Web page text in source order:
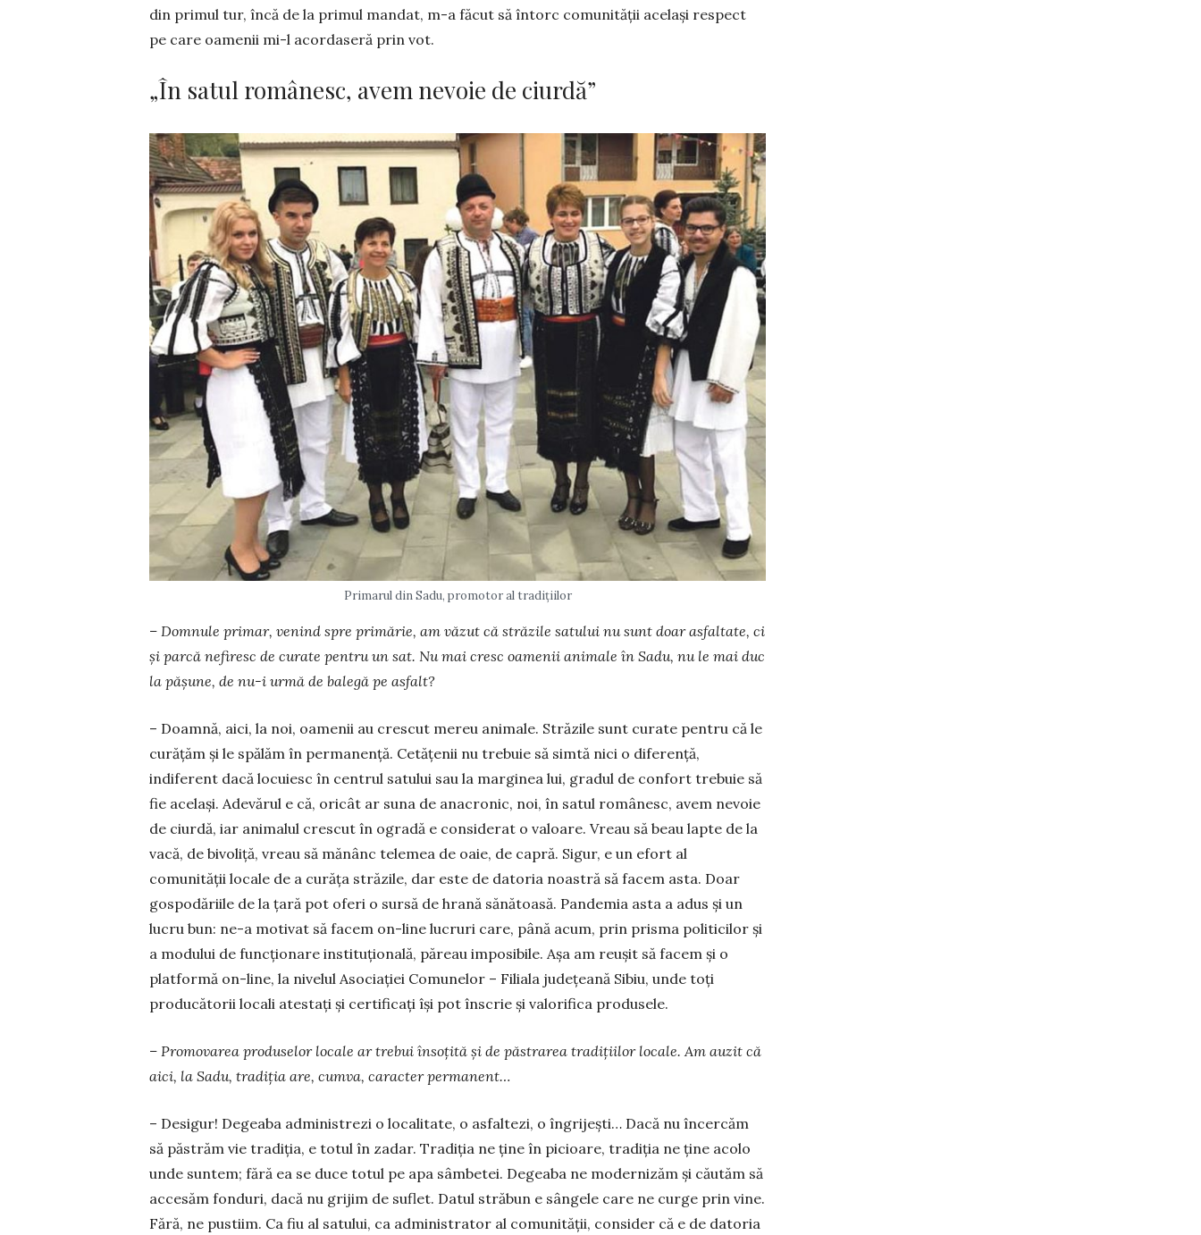
din primul tur, încă de la primul mandat, m-a făcut să întorc co­mu­nității același respect
pe care oamenii mi-l acor­daseră prin vot.
„În satul românesc, avem nevoie de ciurdă”
Primarul din Sadu, promotor al tradițiilor
– Domnule primar, venind spre primărie, am văzut că străzile satului nu sunt doar asfaltate, ci
și parcă nefiresc de curate pentru un sat. Nu mai cresc oamenii animale în Sadu, nu le mai duc
la pășune, de nu-i urmă de balegă pe asfalt?
– Doamnă, aici, la noi, oamenii au crescut mereu animale. Străzile sunt curate pentru că le
cu­rățăm și le spălăm în permanență. Cetățenii nu tre­buie să simtă nici o diferență,
indiferent dacă lo­cuiesc în centrul satului sau la marginea lui, gradul de confort trebuie să
fie același. Adevărul e că, oricât ar suna de anacronic, noi, în satul românesc, avem nevoie
de ciurdă, iar animalul crescut în ogradă e considerat o valoare. Vreau să beau lapte de la
vacă, de bivoliță, vreau să mănânc telemea de oaie, de capră. Sigur, e un efort al
comunității locale de a curăța străzile, dar este de datoria noastră să fa­cem asta. Doar
gospodăriile de la țară pot oferi o sursă de hrană sănătoasă. Pandemia asta a adus și un
lucru bun: ne-a motivat să facem on-line lucruri care, până acum, prin prisma politicilor și
a mo­du­lui de funcționare instituțională, păreau imposibile. Așa am reușit să facem și o
platformă on-line, la nivelul Asociației Comunelor – Fi­lia­la județeană Sibiu, unde toți
producătorii locali ates­tați și certificați își pot în­scrie și valorifica produsele.
– Promovarea produse­lor locale ar trebui însoțită și de păstrarea tradițiilor locale. Am auzit că
aici, la Sadu, tra­diția are, cumva, caracter per­manent…
– Desigur! Degeaba ad­mi­nistrezi o localitate, o as­fal­tezi, o îngrijești… Dacă nu în­cercăm
să păstrăm vie tra­diția, e totul în zadar. Tra­diția ne ține în pi­cioa­re, tradiția ne ține acolo
unde sun­tem; fără ea se duce totul pe apa sâmbetei. De­geaba ne moder­ni­zăm și căutăm să
accesăm fon­duri, dacă nu grijim de suflet. Datul străbun e sân­ge­le care ne curge prin vine.
Fără, ne pustiim. Ca fiu al satului, ca adminis­tra­tor al comunității, consi­der că e de datoria